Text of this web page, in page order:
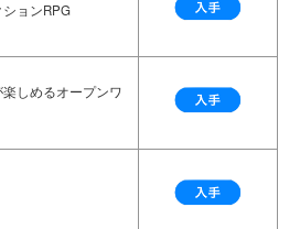
ョンRPG
しめるオープンワ